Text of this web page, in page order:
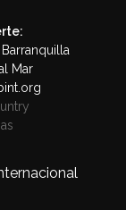
Mar